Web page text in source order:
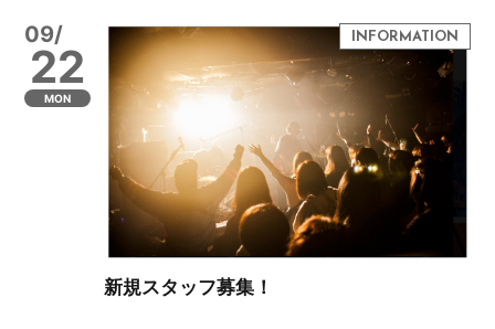
09/
22
MON
新規スタッフ募集！